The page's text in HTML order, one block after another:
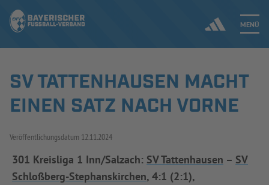
MENÜ
Jetzt einloggen
SPIELBETRIEB & VERBANDSLEBEN
SV TATTENHAUSEN MACHT
EINEN SATZ NACH VORNE
Veröffentlichungsdatum 12.11.2024
301 Kreisliga 1 Inn/Salzach: SV Tattenhausen – SV
Schloßberg-Stephanskirchen, 4:1 (2:1),